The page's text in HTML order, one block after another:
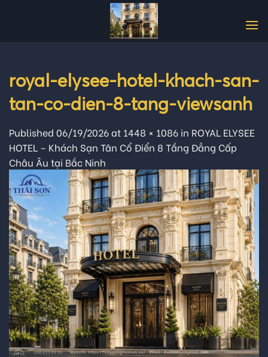
royal-elysee-hotel-khach-san-
tan-co-dien-8-tang-viewsanh
Published 06/19/2026at 1448 × 1086 in ROYAL ELYSEE
HOTEL – Khách Sạn Tân Cổ Điển 8 Tầng Đẳng Cấp
Châu Âu tại Bắc Ninh